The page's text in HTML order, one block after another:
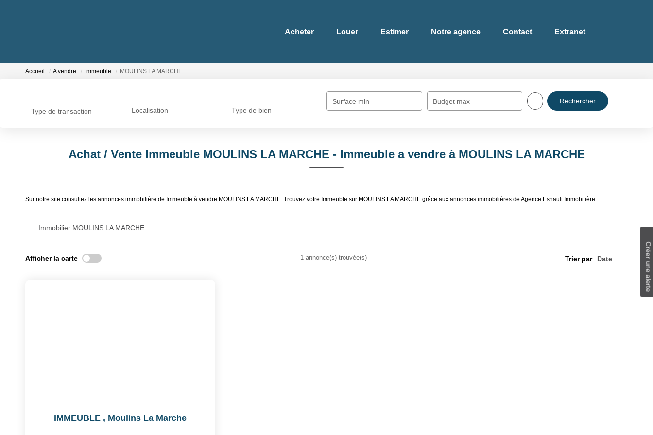
Acheter Louer Estimer Notre agence Contact Extranet
Accueil A vendre Immeuble MOULINS LA MARCHE
Type de transaction Localisation Type de bien
Surface min Budget max
Achat / Vente Immeuble MOULINS LA MARCHE - Immeuble a vendre à MOULINS LA MARCHE
Sur notre site consultez les annonces immobilière de Immeuble à vendre MOULINS LA MARCHE. Trouvez votre Immeuble sur MOULINS LA MARCHE grâce aux annonces immobilières de Agence Esnault Immobilière.
Immobilier MOULINS LA MARCHE
Créer une alerte
Afficher la carte 1 annonce(s) trouvée(s) Trier par
IMMEUBLE , Moulins La Marche